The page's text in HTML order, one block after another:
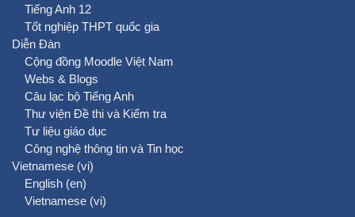
Tiếng Anh 12
Tốt nghiệp THPT quốc gia
Diễn Đàn
Cộng đồng Moodle Việt Nam
Webs & Blogs
Câu lạc bộ Tiếng Anh
Thư viện Đề thi và Kiểm tra
Tư liệu giáo dục
Công nghệ thông tin và Tin học
Vietnamese ‎(vi)‎
English ‎(en)‎
Vietnamese ‎(vi)‎